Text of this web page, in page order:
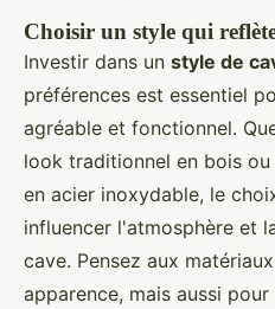
Choisir un style qui
Investir dans un style de
préférences est essentiel
agréable et fonctionnel.
look traditionnel en bois
en acier inoxydable, le
influencer l'atmosphère et
cave. Pensez aux
apparence, mais aussi